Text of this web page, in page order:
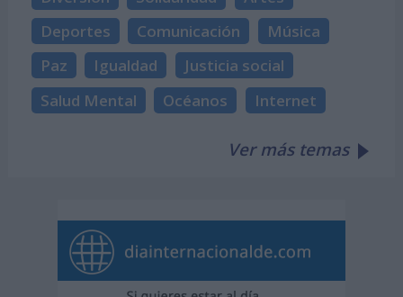
Deportes
Comunicación
Música
Paz
Igualdad
Justicia social
Salud Mental
Océanos Internet
Ver más temas